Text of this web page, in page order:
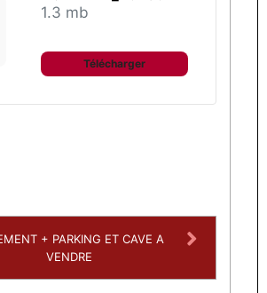
1.3 mb
Télécharger
+ PARKING ET CAVE A
VENDRE